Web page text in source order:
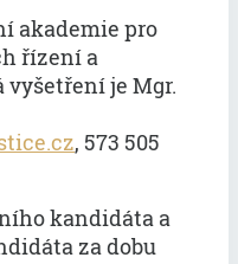
akademie pro
řízení a
je Mgr.
, 573 505
kandidáta a
za dobu